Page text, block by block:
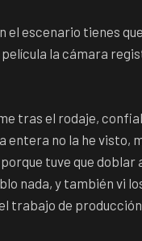
el escenario tienes
la cámara
tras el rodaje,
entera no la he visto,
tuve que
nada, y también vi
trabajo de